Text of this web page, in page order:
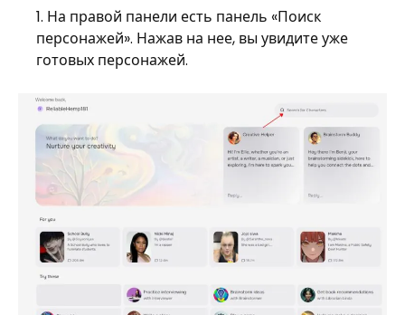
На правой панели есть панель «Поиск
персонажей». Нажав на нее, вы увидите уже
готовых персонажей.